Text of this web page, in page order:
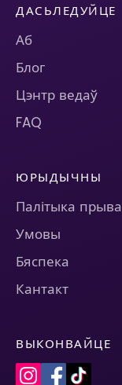
ДАСЬЛЕДУЙЦЕ
Аб
Блог
Цэнтр ведаў
FAQ
ЮРЫДЫЧНЫ
Палітыка
Умовы
Бяспека
Кантакт
ВЫКОНВАЙЦЕ